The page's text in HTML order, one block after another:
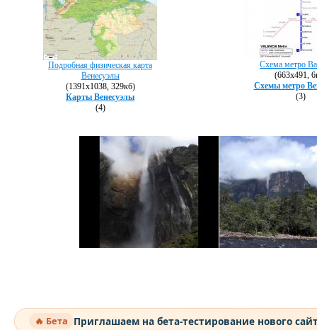
Подробная физическая карта
Венесуэлы
(1391х1038, 329кб)
Карты Венесуэлы
(4)
Схема метро
(663х491,
Схемы метро
(3)
🔥 Бета Приглашаем на бета-тестирование нового